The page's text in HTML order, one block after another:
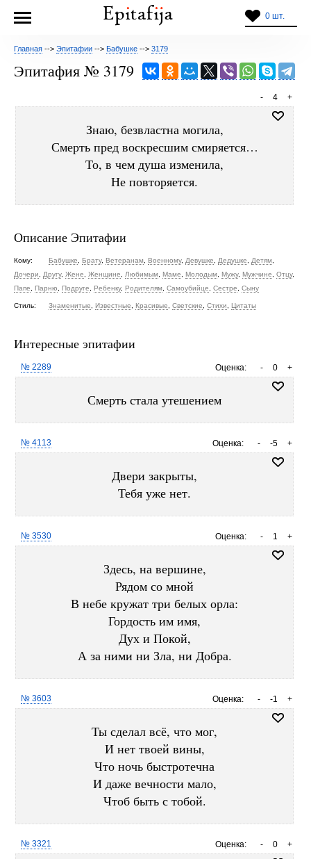
0 шт.
Главная --> Эпитафии --> Бабушке --> 3179
Эпитафия № 3179
+
4
-
Знаю, безвластна могила,
Смерть пред воскресшим смиряется…
То, в чем душа изменила,
Не повторяется.
Описание Эпитафии
Кому: Бабушке Брату, Ветеранам Военному, Девушке Дедушке Детям
Дочери
Другу, Жене Женщине Любимым Маме Молодым Мужу, Мужчине Отцу,
Папе
Парню Подруге Ребенку, Родителям Самоубийце Сестре Сыну
Стиль: Знаменитые Известные Красивые Светские Стихи Цитаты
Интересные эпитафии
Оценка: +
0
-
№ 2289
Смерть стала утешением
Оценка: +
-5
-
№ 4113
Двери закрыты,
Тебя уже нет.
Оценка: +
1
-
№ 3530
Здесь, на вершине,
Рядом со мной
В небе кружат три белых орла:
Гордость им имя,
Дух и Покой,
А за ними ни Зла, ни Добра.
Оценка: +
-1
-
№ 3603
Ты сделал всё, что мог,
И нет твоей вины,
Что ночь быстротечна
И даже вечности мало,
Чтоб быть с тобой.
Оценка: +
0
-
№ 3321